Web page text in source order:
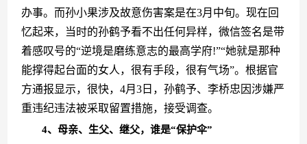
办事。而孙小果涉及故意伤害案是在3月中旬。现在回
忆起来，当时的孙鹤予看不出任何异样，微信签名是带
着感叹号的“逆境是磨练意志的最高学府!”“她就是那种
能撑得起台面的女人，很有手段，很有气场”。根据官
方通报显示，很快，4月3日，孙鹤予、李桥忠因涉嫌严
重违纪违法被采取留置措施，接受调查。
4、母亲、生父、继父，谁是“保护伞”